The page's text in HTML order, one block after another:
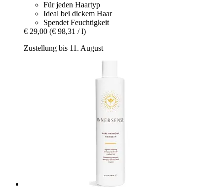
Für jeden Haartyp
Ideal bei dickem Haar
Spendet Feuchtigkeit
€ 29,00 (€ 98,31 / l)
Zustellung bis 11. August